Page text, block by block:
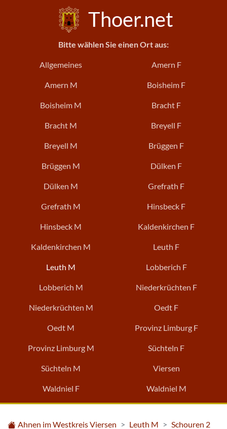
Thoer.net
Bitte wählen Sie einen Ort aus:
Allgemeines Amern F
Amern M Boisheim F
Boisheim M Bracht F
Bracht M Breyell F
Breyell M Brüggen F
Brüggen M Dülken F
Dülken M Grefrath F
Grefrath M Hinsbeck F
Hinsbeck M Kaldenkirchen F
Kaldenkirchen M Leuth F
Leuth M Lobberich F
Lobberich M Niederkrüchten F
Niederkrüchten M Oedt F
Oedt M Provinz Limburg F
Provinz Limburg M Süchteln F
Süchteln M Viersen
Waldniel F Waldniel M
Ahnen im Westkreis Viersen Leuth M Schouren 2